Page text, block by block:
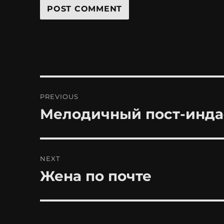
navigation
PREVIOUS
Previous
Мелодичный пост-
NEXT
Next
Жена по почте